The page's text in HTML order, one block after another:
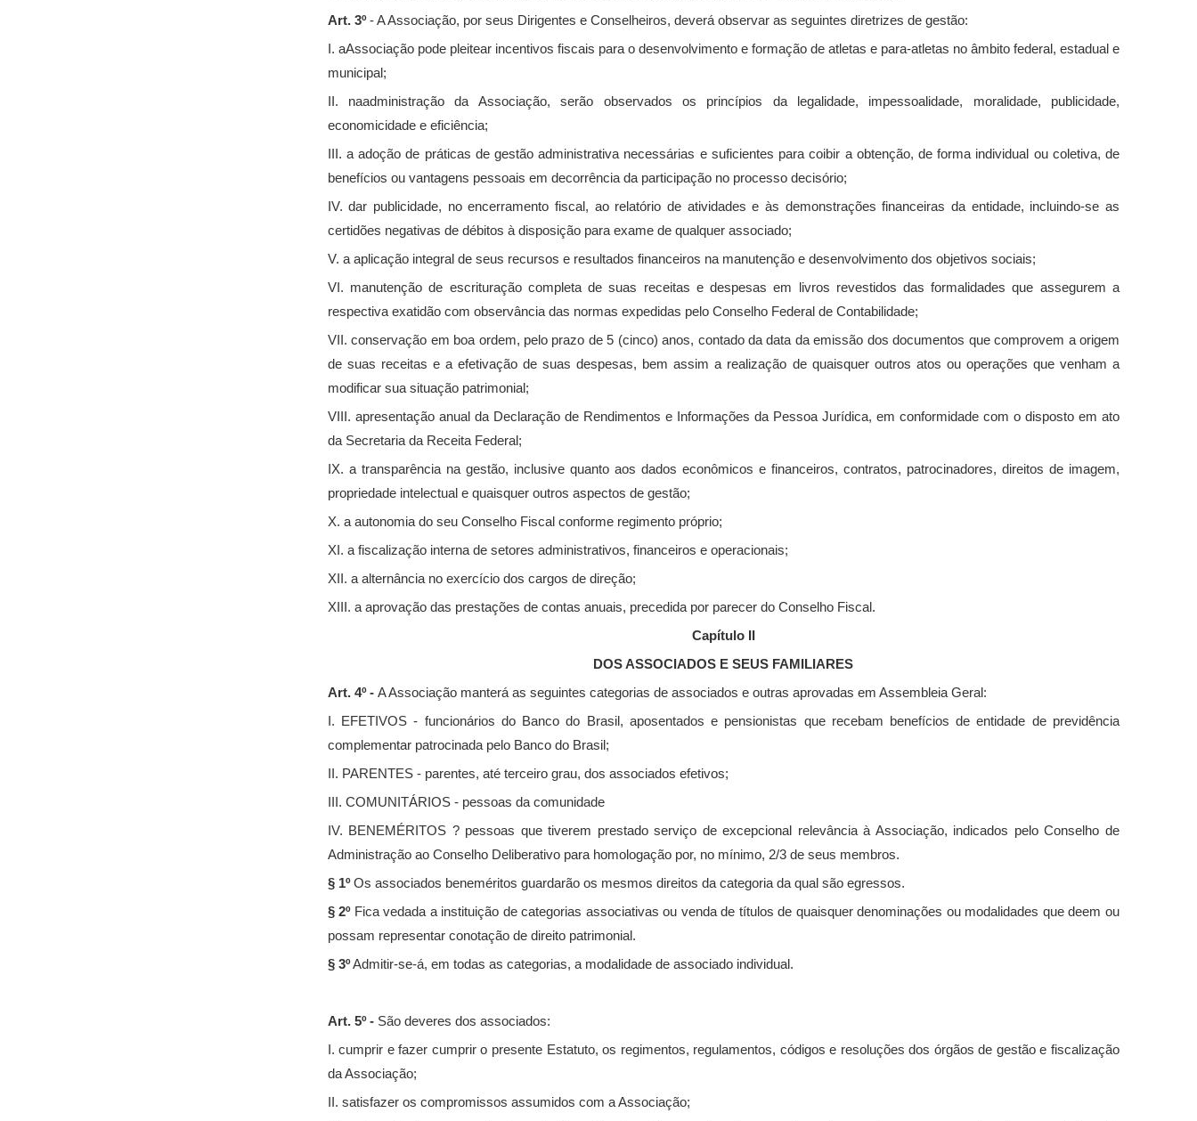
Art. 3º- A Associação, por seus Dirigentes e Conselheiros, deverá observar as seguintes diretrizes de gestão:
I. aAssociação pode pleitear incentivos fiscais para o desenvolvimento e formação de atletas e para-atletas no âmbito federal, estadual e
municipal;
II. naadministração da Associação, serão observados os princípios da legalidade, impessoalidade, moralidade, publicidade,
economicidade e eficiência;
III. a adoção de práticas de gestão administrativa necessárias e suficientes para coibir a obtenção, de forma individual ou coletiva, de
benefícios ou vantagens pessoais em decorrência da participação no processo decisório;
IV. dar publicidade, no encerramento fiscal, ao relatório de atividades e às demonstrações financeiras da entidade, incluindo-se as
certidões negativas de débitos à disposição para exame de qualquer associado;
V. a aplicação integral de seus recursos e resultados financeiros na manutenção e desenvolvimento dos objetivos sociais;
VI. manutenção de escrituração completa de suas receitas e despesas em livros revestidos das formalidades que assegurem a
respectiva exatidão com observância das normas expedidas pelo Conselho Federal de Contabilidade;
VII. conservação em boa ordem, pelo prazo de 5 (cinco) anos, contado da data da emissão dos documentos que comprovem a origem
de suas receitas e a efetivação de suas despesas, bem assim a realização de quaisquer outros atos ou operações que venham a
modificar sua situação patrimonial;
VIII. apresentação anual da Declaração de Rendimentos e Informações da Pessoa Jurídica, em conformidade com o disposto em ato
da Secretaria da Receita Federal;
IX. a transparência na gestão, inclusive quanto aos dados econômicos e financeiros, contratos, patrocinadores, direitos de imagem,
propriedade intelectual e quaisquer outros aspectos de gestão;
X. a autonomia do seu Conselho Fiscal conforme regimento próprio;
XI. a fiscalização interna de setores administrativos, financeiros e operacionais;
XII. a alternância no exercício dos cargos de direção;
XIII. a aprovação das prestações de contas anuais, precedida por parecer do Conselho Fiscal.
Capítulo II
DOS ASSOCIADOS E SEUS FAMILIARES
Art. 4º - A Associação manterá as seguintes categorias de associados e outras aprovadas em Assembleia Geral:
I. EFETIVOS - funcionários do Banco do Brasil, aposentados e pensionistas que recebam benefícios de entidade de previdência
complementar patrocinada pelo Banco do Brasil;
II. PARENTES - parentes, até terceiro grau, dos associados efetivos;
III. COMUNITÁRIOS - pessoas da comunidade
IV. BENEMÉRITOS ? pessoas que tiverem prestado serviço de excepcional relevância à Associação, indicados pelo Conselho de
Administração ao Conselho Deliberativo para homologação por, no mínimo, 2/3 de seus membros.
§ 1ºOs associados beneméritos guardarão os mesmos direitos da categoria da qual são egressos.
§ 2ºFica vedada a instituição de categorias associativas ou venda de títulos de quaisquer denominações ou modalidades que deem ou
possam representar conotação de direito patrimonial.
§ 3ºAdmitir-se-á, em todas as categorias, a modalidade de associado individual.
Art. 5º -São deveres dos associados:
I. cumprir e fazer cumprir o presente Estatuto, os regimentos, regulamentos, códigos e resoluções dos órgãos de gestão e fiscalização
da Associação;
II. satisfazer os compromissos assumidos com a Associação;